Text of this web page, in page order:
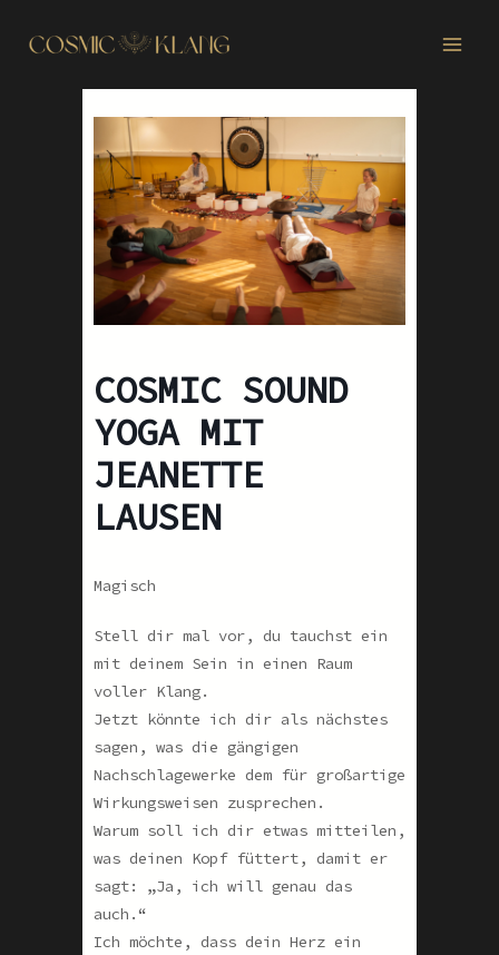
Inhalt
COSMIC SOUND
YOGA MIT
JEANETTE
LAUSEN
Magisch
Stell dir mal vor, du tauchst ein
mit deinem Sein in einen Raum
voller Klang.
Jetzt könnte ich dir als nächstes
sagen, was die gängigen
Nachschlagewerke dem für großartige
Wirkungsweisen zusprechen.
Warum soll ich dir etwas mitteilen,
was deinen Kopf füttert, damit er
sagt: „Ja, ich will genau das
auch.“
Ich möchte, dass dein Herz ein